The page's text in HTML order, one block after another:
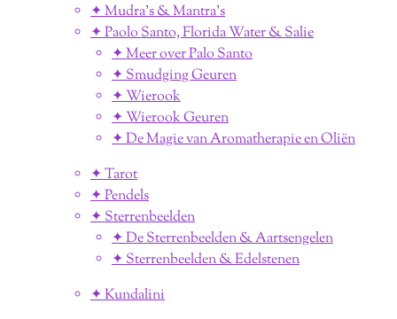
✦ Mudra's & Mantra's
✦ Paolo Santo, Florida Water & Salie
✦ Meer over Palo Santo
✦ Smudging Geuren
✦ Wierook
✦ Wierook Geuren
✦ De Magie van Aromatherapie en Oliën
✦ Tarot
✦ Pendels
✦ Sterrenbeelden
✦ De Sterrenbeelden & Aartsengelen
✦ Sterrenbeelden & Edelstenen
✦ Kundalini